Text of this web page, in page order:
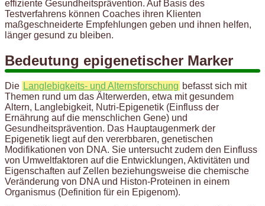
effiziente Gesundheitsprävention. Auf Basis des
Testverfahrens können Coaches ihren Klienten
maßgeschneiderte Empfehlungen geben und ihnen helfen,
länger gesund zu bleiben.
Bedeutung epigenetischer Marker
Die Langlebigkeits- und Alternsforschung befasst sich mit
Themen rund um das Älterwerden, etwa mit gesundem
Altern, Langlebigkeit, Nutri-Epigenetik (Einfluss der
Ernährung auf die menschlichen Gene) und
Gesundheitsprävention. Das Hauptaugenmerk der
Epigenetik liegt auf den vererbbaren, genetischen
Modifikationen von DNA. Sie untersucht zudem den Einfluss
von Umweltfaktoren auf die Entwicklungen, Aktivitäten und
Eigenschaften auf Zellen beziehungsweise die chemische
Veränderung von DNA und Histon-Proteinen in einem
Organismus (Definition für ein Epigenom).